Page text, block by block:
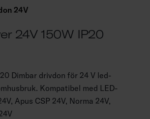
24V
24V 150W IP20
Dimbar drivdon för 24 V led-
Kompatibel med LED-
Apus CSP 24V, Norma 24V,